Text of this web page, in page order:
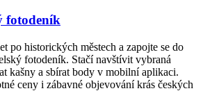
fotodeník
po historických městech a zapojte se do
fotodeník. Stačí navštívit vybraná
kašny a sbírat body v mobilní aplikaci.
ceny i zábavné objevování krás českých